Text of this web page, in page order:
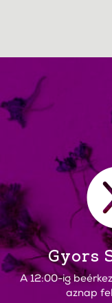
Gyors
A 12:00-ig
aznap